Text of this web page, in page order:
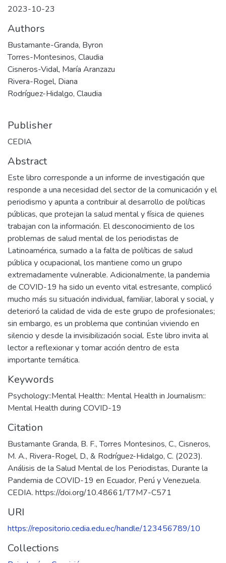
2023-10-23
Authors
Bustamante-Granda, Byron
Torres-Montesinos, Claudia
Cisneros-Vidal, María Aranzazu
Rivera-Rogel, Diana
Rodríguez-Hidalgo, Claudia
Publisher
CEDIA
Abstract
Este libro corresponde a un informe de investigación que
responde a una necesidad del sector de la comunicación y el
periodismo y apunta a contribuir al desarrollo de políticas
públicas, que protejan la salud mental y física de quienes
trabajan con la información. El desconocimiento de los
problemas de salud mental de los periodistas de
Latinoamérica, sumado a la falta de políticas de salud
pública y ocupacional, los mantiene como un grupo
extremadamente vulnerable. Adicionalmente, la pandemia
de COVID-19 ha sido un evento vital estresante, complicó
mucho más su situación individual, familiar, laboral y social, y
deterioró la calidad de vida de este grupo de profesionales;
sin embargo, es un problema que continúan viviendo en
silencio y desde la invisibilización social. Este libro invita al
lector a reflexionar y tomar acción dentro de esta
importante temática.
Keywords
Psychology::Mental Health:: Mental Health in Journalism::
Mental Health during COVID-19
Citation
Bustamante Granda, B. F., Torres Montesinos, C., Cisneros,
M. A., Rivera-Rogel, D., & Rodríguez-Hidalgo, C. (2023).
Análisis de la Salud Mental de los Periodistas, Durante la
Pandemia de COVID-19 en Ecuador, Perú y Venezuela.
CEDIA. https://doi.org/10.48661/T7M7-C571
URI
https://repositorio.cedia.edu.ec/handle/123456789/10
Collections